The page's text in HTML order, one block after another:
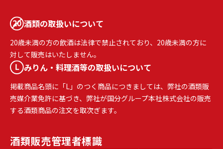
酒類の取扱いについて
20歳未満の方の飲酒は法律で禁止されており、20歳未満の方に
対して販売はいたしません。
みりん・料理酒等の取扱いについて
掲載商品名頭に「L」のつく商品につきましては、弊社の酒類販
売媒介業免許に基づき、弊社が国分グループ本社株式会社の販売
する酒類商品の注文を取次ぎます。
酒類販売管理者標識